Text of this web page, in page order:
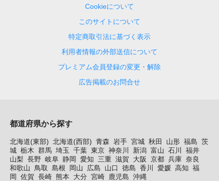
Cookieについて
このサイトについて
特定商取引法に基づく表示
利用者情報の外部送信について
プレミアム会員登録の変更・解除
広告掲載のお問合せ
都道府県から探す
北海道(東部) 北海道(西部) 青森 岩手 宮城 秋田 山形 福島 茨
城 栃木 群馬 埼玉 千葉 東京 神奈川 新潟 富山 石川
福井
山梨 長野 岐阜 静岡 愛知 三重 滋賀 大阪 京都 兵庫 奈良
和歌山
鳥取 島根 岡山 広島 山口 徳島 香川 愛媛 高知 福
岡
佐賀 長崎 熊本 大分 宮崎 鹿児島 沖縄